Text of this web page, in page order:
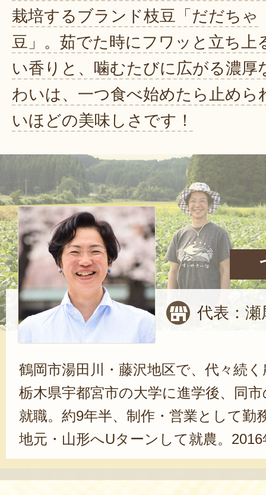
栽培するブランド枝豆「だだちゃ
豆」。茹でた時にフワッと立ち上
い香りと、噛むたびに広がる濃厚
わいは、一つ食べ始めたら止めら
いほどの美味しさです！
代表：瀬
鶴岡市湯田川・藤沢地区で、代々続
栃木県宇都宮市の大学に進学後、同
就職。約9年半、制作・営業として勤
地元・山形へUターンして就農。
さい畑」を立ち上げ、現在、両親と
やネギ、キャベツなどの野菜を栽培